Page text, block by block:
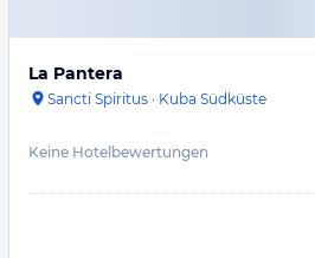
La Pantera
Sancti Spiritus · Kuba Südküste
Keine Hotelbewertungen